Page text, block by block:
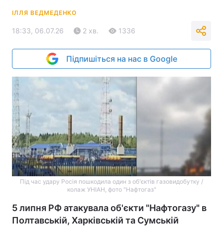
ІЛЛЯ ВЕДМЕДЕНКО
18:33, 06.07.26 2 хв. 1336
Підпишіться на нас в Google
Під час удару Росія пошкодила один з об'єктів газовидобутку /
колаж УНІАН, фото "Нафтогаз"
5 липня РФ атакувала об'єкти "Нафтогазу" в
Полтавській, Харківській та Сумській